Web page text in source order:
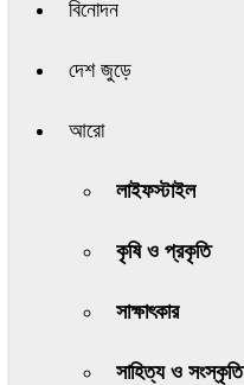
বিনোদন
দেশ জুড়ে
আরো
লাইফস্টাইল
কৃষি ও প্রকৃতি
সাক্ষাৎকার
সাহিত্য ও সংস্কৃতি